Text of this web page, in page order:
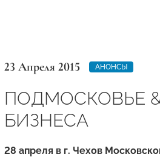
23 Апреля 2015 АНОНСЫ
ПОДМОСКОВЬЕ
БИЗНЕСА
28 апреля в г. Чехов